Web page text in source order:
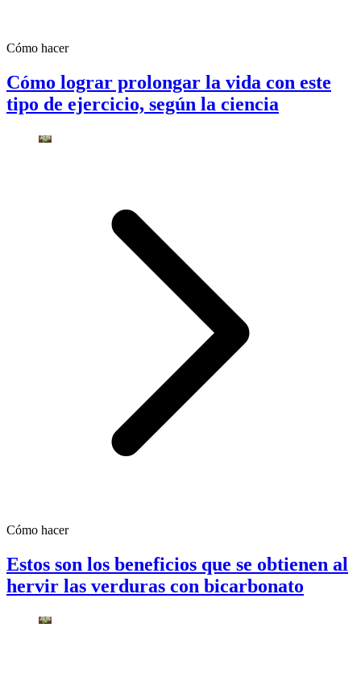
Cómo hacer
Cómo lograr prolongar la vida con este
tipo de ejercicio, según la ciencia
Cómo hacer
Estos son los beneficios que se obtienen al
hervir las verduras con bicarbonato